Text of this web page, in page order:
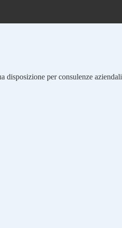
disposizione per consulenze aziendali